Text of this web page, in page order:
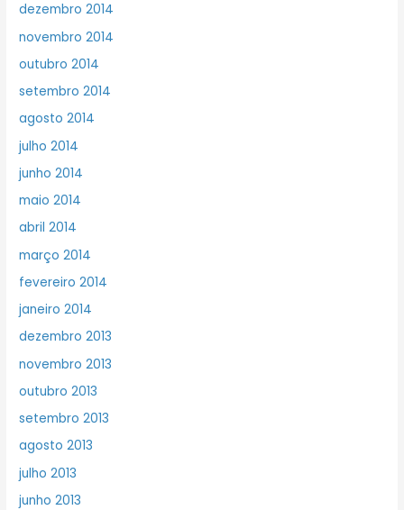
dezembro 2014
novembro 2014
outubro 2014
setembro 2014
agosto 2014
julho 2014
junho 2014
maio 2014
abril 2014
março 2014
fevereiro 2014
janeiro 2014
dezembro 2013
novembro 2013
outubro 2013
setembro 2013
agosto 2013
julho 2013
junho 2013